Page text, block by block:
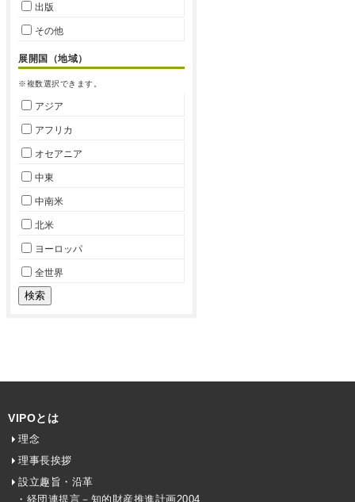
出版
その他
展開国（地域）
※複数選択できます。
アジア
アフリカ
オセアニア
中東
中南米
北米
ヨーロッパ
全世界
VIPOとは
理念
理事長挨拶
設立趣旨・沿革
・経団連提言－知的財産推進計画2004